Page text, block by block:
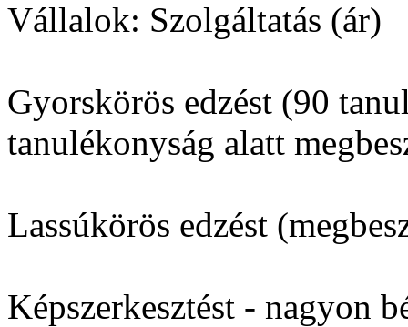
Vállalok: Szolgáltatás (ár)
Gyorskörös edzést (90
tanulékonyság alatt
Lassúkörös edzést
Képszerkesztést - nagyon